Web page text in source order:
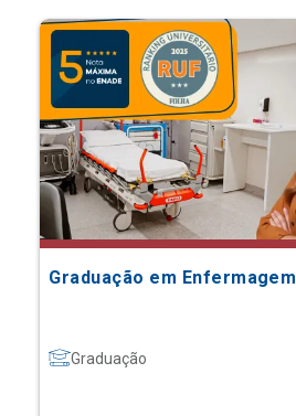
Graduação em Enfermagem
Graduação